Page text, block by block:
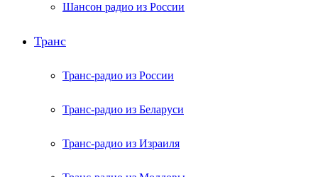
Шансон радио из России
Транс
Транс-радио из России
Транс-радио из Беларуси
Транс-радио из Израиля